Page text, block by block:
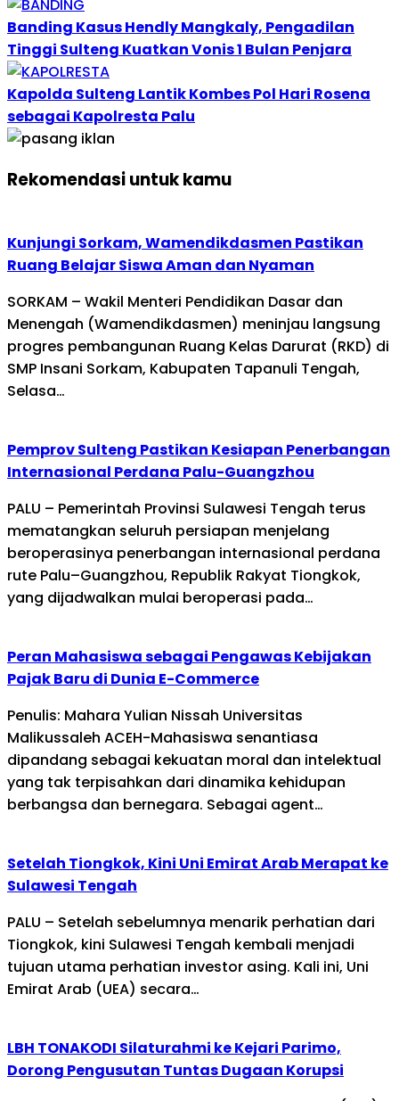
Banding Kasus Hendly Mangkaly, Pengadilan
Tinggi Sulteng Kuatkan Vonis 1 Bulan Penjara
Kapolda Sulteng Lantik Kombes Pol Hari Rosena
sebagai Kapolresta Palu
Rekomendasi untuk kamu
Kunjungi Sorkam, Wamendikdasmen Pastikan
Ruang Belajar Siswa Aman dan Nyaman
SORKAM – Wakil Menteri Pendidikan Dasar dan
Menengah (Wamendikdasmen) meninjau langsung
progres pembangunan Ruang Kelas Darurat (RKD) di
SMP Insani Sorkam, Kabupaten Tapanuli Tengah,
Selasa…
Pemprov Sulteng Pastikan Kesiapan Penerbangan
Internasional Perdana Palu-Guangzhou
PALU – Pemerintah Provinsi Sulawesi Tengah terus
mematangkan seluruh persiapan menjelang
beroperasinya penerbangan internasional perdana
rute Palu–Guangzhou, Republik Rakyat Tiongkok,
yang dijadwalkan mulai beroperasi pada…
Peran Mahasiswa sebagai Pengawas Kebijakan
Pajak Baru di Dunia E-Commerce
Penulis: Mahara Yulian Nissah Universitas
Malikussaleh ACEH-Mahasiswa senantiasa
dipandang sebagai kekuatan moral dan intelektual
yang tak terpisahkan dari dinamika kehidupan
berbangsa dan bernegara. Sebagai agent…
Setelah Tiongkok, Kini Uni Emirat Arab Merapat ke
Sulawesi Tengah
PALU – Setelah sebelumnya menarik perhatian dari
Tiongkok, kini Sulawesi Tengah kembali menjadi
tujuan utama perhatian investor asing. Kali ini, Uni
Emirat Arab (UEA) secara…
LBH TONAKODI Silaturahmi ke Kejari Parimo,
Dorong Pengusutan Tuntas Dugaan Korupsi